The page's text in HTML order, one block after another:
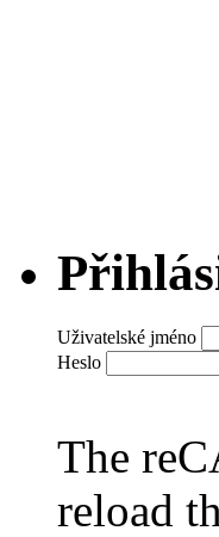
Uživatelské jméno
Heslo
The
reload